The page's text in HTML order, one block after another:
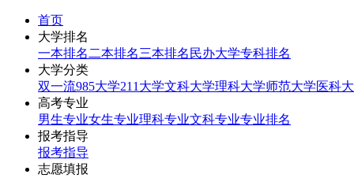
首页
大学排名
一本排名 二本排名三本排名 民办大学专科排名
大学分类
双一流985大学211大学文科大学理科大学师范大学医科
高考专业
男生专业女生专业理科专业文科专业专业排名
报考指导
报考指导
志愿填报